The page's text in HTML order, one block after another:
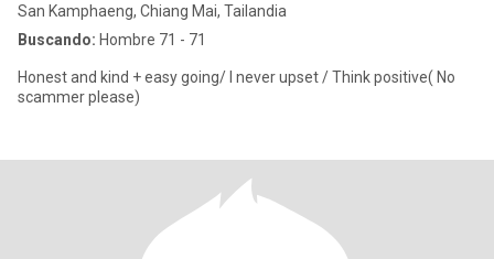
San Kamphaeng, Chiang Mai, Tailandia
Buscando: Hombre 71 - 71
Honest and kind + easy going/ I never upset / Think positive( No
scammer please)